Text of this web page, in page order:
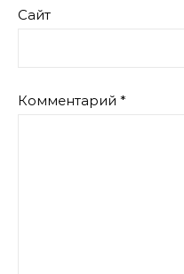
Сайт
Комментарий *